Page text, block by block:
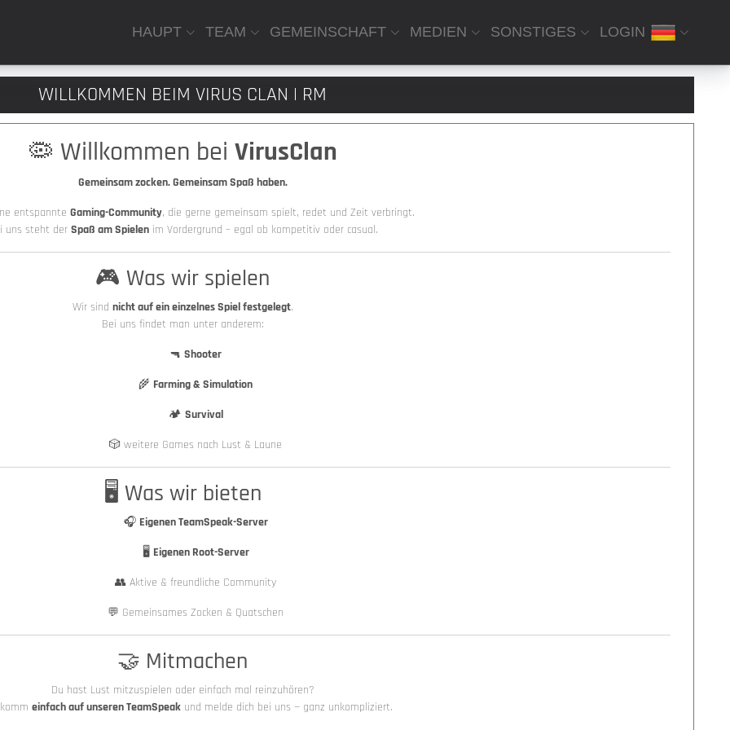
HAUPT TEAM GEMEINSCHAFT MEDIEN SONSTIGES LOGIN
WILLKOMMEN BEIM VIRUS CLAN | RM
🦠 Willkommen bei VirusClan
Gemeinsam zocken. Gemeinsam Spaß haben.
entspannte Gaming-Community, die gerne gemeinsam spielt, redet und Zeit verbringt.
uns steht der Spaß am Spielenim Vordergrund – egal ob kompetitiv oder casual.
🎮 Was wir spielen
Wir sind nicht auf ein einzelnes Spiel festgelegt.
Bei uns findet man unter anderem:
🔫 Shooter
🌾 Farming & Simulation
🏕️ Survival
🎲 weitere Games nach Lust & Laune
🖥️ Was wir bieten
🎧 Eigenen TeamSpeak-Server
🖥️ Eigenen Root-Server
👥 Aktive & freundliche Community
💬 Gemeinsames Zocken & Quatschen
🤝 Mitmachen
Du hast Lust mitzuspielen oder einfach mal reinzuhören?
einfach auf unseren TeamSpeakund melde dich bei uns — ganz unkompliziert.